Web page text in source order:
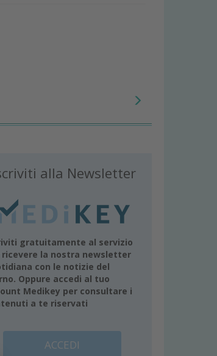
alla Newsletter
gratuitamente al servizio
ricevere la nostra newsletter
con le notizie del
Oppure accedi al tuo
Medikey per consultare i
a te riservati
ACCEDI